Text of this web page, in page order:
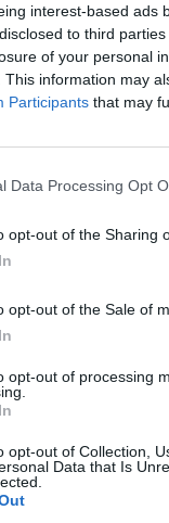
interest-based ads
to third
of your personal
This information may
Participants that may
Data Processing Opt
opt-out of the Sharing
opt-out of the Sale of
opt-out of processing
opt-out of Collection,
Data that Is
με κύριο ΚΑΔ
και
και (στεγνό)
βάσει
νέες
φορολογικό έτος
της κατανάλωσης
αυτές τεκμαίρεται
που έχουν
που θα
των
συμβόλαια με
στην
της
τα δεδομένα